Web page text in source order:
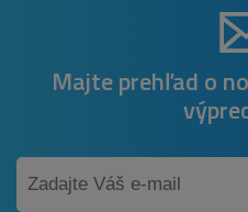
Majte prehľad o